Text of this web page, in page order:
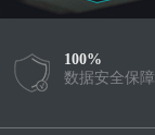
100%
数据安全保障